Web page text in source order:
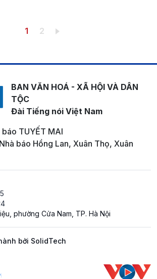
Trang hiện thời
1 Trang
2
BAN VĂN HOÁ - XÃ HỘI VÀ DÂN
TỘC
Đài Tiếng nói Việt Nam
TUYẾT MAI
báo Hồng Lan, Xuân Thọ, Xuân
phường Cửa Nam, TP. Hà Nội
bởi SolidTech